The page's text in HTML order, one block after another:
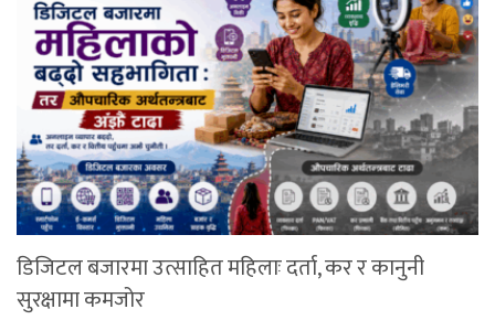
डिजिटल बजारमा उत्साहित महिलाः दर्ता, कर र कानुनी
सुरक्षामा कमजोर